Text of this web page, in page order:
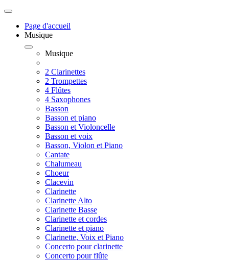
Page d'accueil
Musique
Musique
2 Clarinettes
2 Trompettes
4 Flûtes
4 Saxophones
Basson
Basson et piano
Basson et Violoncelle
Basson et voix
Basson, Violon et Piano
Cantate
Chalumeau
Choeur
Clacevin
Clarinette
Clarinette Alto
Clarinette Basse
Clarinette et cordes
Clarinette et piano
Clarinette, Voix et Piano
Concerto pour clarinette
Concerto pour flûte